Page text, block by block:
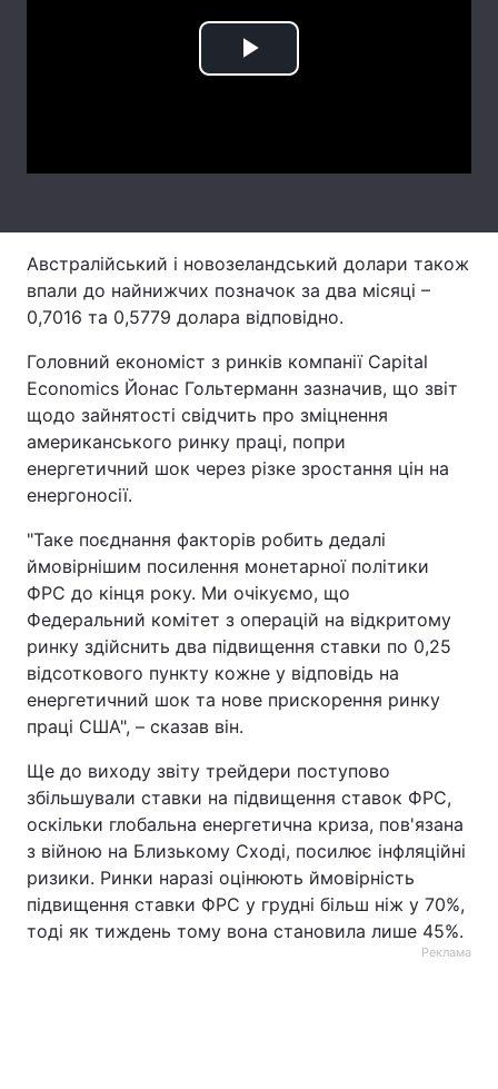
Вакансії
Тема оформлення
Play
Австралійський і новозеландський долари також
впали до найнижчих позначок за два місяці –
0,7016 та 0,5779 долара відповідно.
Головний економіст з ринків компанії Capital
Economics Йонас Гольтерманн зазначив, що звіт
щодо зайнятості свідчить про зміцнення
американського ринку праці, попри
енергетичний шок через різке зростання цін на
енергоносії.
"Таке поєднання факторів робить дедалі
ймовірнішим посилення монетарної політики
ФРС до кінця року. Ми очікуємо, що
Федеральний комітет з операцій на відкритому
ринку здійснить два підвищення ставки по 0,25
відсоткового пункту кожне у відповідь на
енергетичний шок та нове прискорення ринку
праці США", – сказав він.
Ще до виходу звіту трейдери поступово
збільшували ставки на підвищення ставок ФРС,
оскільки глобальна енергетична криза, пов'язана
з війною на Близькому Сході, посилює інфляційні
ризики. Ринки наразі оцінюють ймовірність
підвищення ставки ФРС у грудні більш ніж у 70%,
тоді як тиждень тому вона становила лише 45%.
Реклама